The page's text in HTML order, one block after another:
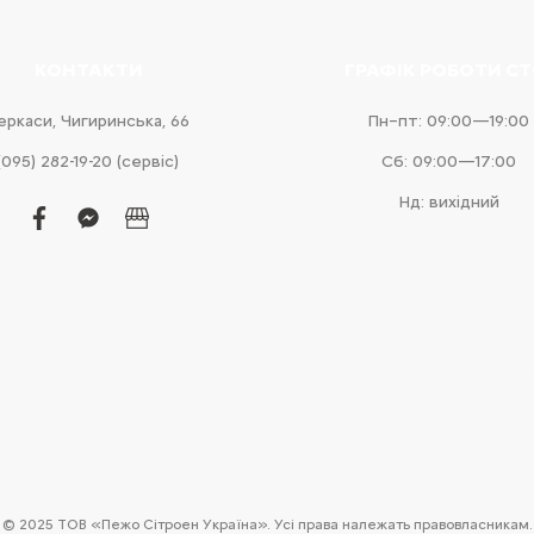
Чигиринська, 66
282-19-20 (сервіс)
facebook
facebook-
business
Пн–пт: 09:00—19:00
Сб: 09:00—17:00
Нд: вихідний
© 2025 ТОВ «Пежо Сітроен Україна». Усі права належать правовласникам.